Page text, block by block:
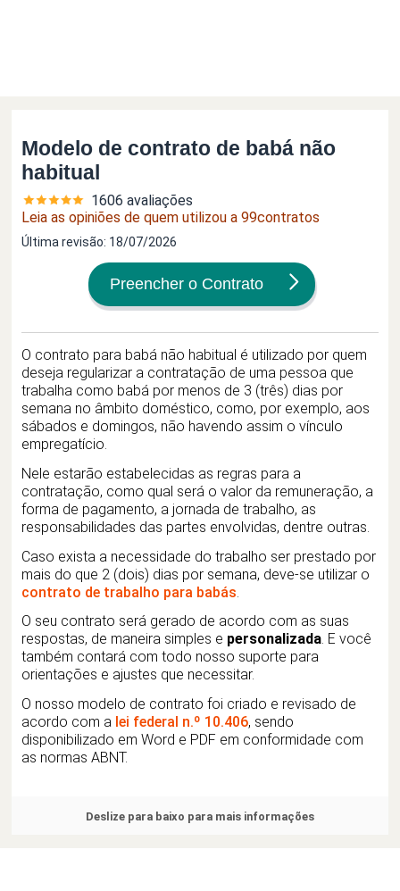
Modelo de contrato de babá não
habitual
1606 avaliações
Leia as opiniões de quem utilizou a 99contratos
Última revisão: 18/07/2026
Preencher o Contrato
O contrato para babá não habitual é utilizado por quem
deseja regularizar a contratação de uma pessoa que
trabalha como babá por menos de 3 (três) dias por
semana no âmbito doméstico, como, por exemplo, aos
sábados e domingos, não havendo assim o vínculo
empregatício.
Nele estarão estabelecidas as regras para a
contratação, como qual será o valor da remuneração, a
forma de pagamento, a jornada de trabalho, as
responsabilidades das partes envolvidas, dentre outras.
Caso exista a necessidade do trabalho ser prestado por
mais do que 2 (dois) dias por semana, deve-se utilizar o
contrato de trabalho para babás
O seu contrato será gerado de acordo com as suas
respostas, de maneira simples e personalizada. E você
também contará com todo nosso suporte para
orientações e ajustes que necessitar.
O nosso modelo de contrato foi criado e revisado de
acordo com a lei federal n.º 10.406, sendo
disponibilizado em Word e PDF em conformidade com
as normas ABNT.
Deslize para baixo para mais informações